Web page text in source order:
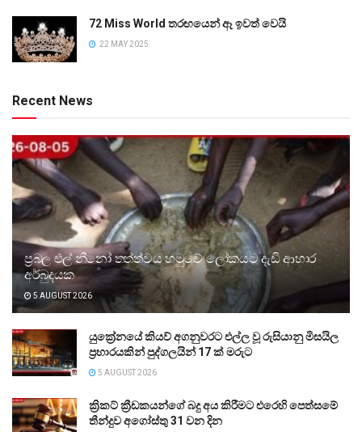
72 Miss World තරඟයෙන් ඈ ඉවත් වෙයි
22 MAY 2025
Recent News
ප්‍රබල එල් නීනෝ තත්ත්වය හමුවේ ලෝකයට දැඩි ආහාර
අර්බුදයක
5 AUGUST 2026
යුක්‍රේනයේ කියව් අගනුවරට එල්ල වූ රුසියානු මිසයිල
ප්‍රහාරයකින් පුද්ගලයින් 17 ක් මරුට
5 AUGUST 2026
ක්‍රිකට් ක්‍රීඩකයන්ගේ බදු අය කිරීමට එරෙහි පෙත්සමේ
තීන්දුව අගෝස්තු 31 වන දින